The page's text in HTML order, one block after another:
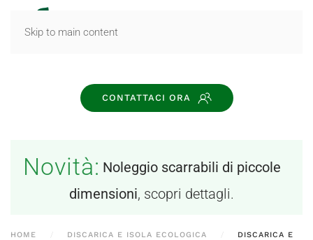
Skip to main content
CONTATTACI ORA
Novità: Noleggio scarrabili di piccole
dimensioni, scopri dettagli.
HOME DISCARICA E ISOLA ECOLOGICA
DISCARICA E